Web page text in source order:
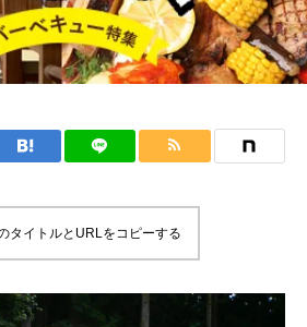
タイトルとURLをコピーする